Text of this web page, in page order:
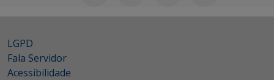
LGPD
Fala Servidor
Acessibilidade